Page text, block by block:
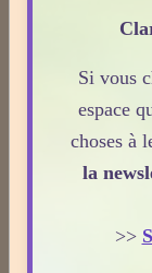
Tous les jours
Plusieurs fois
Une fois par
Si vous
espace
choses à
la
>>